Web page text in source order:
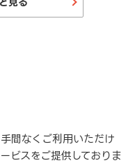
間なくご利用いただけ
ビスをご提供しておりま